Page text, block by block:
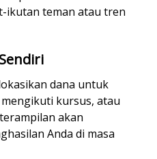
ikutan teman atau tren
dana untuk
kursus, atau
akan
Anda di masa